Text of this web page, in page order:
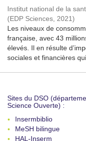
Institut national de la
(EDP Sciences, 2021)
Les niveaux de
française, avec 43
élevés. Il en résulte
sociales et financières
Sites du DSO
Science Ouverte) :
Insermbiblio
MeSH bilingue
HAL-Inserm